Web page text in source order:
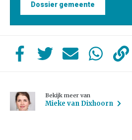
Dossier gemeente
Bekijk meer van
Mieke van Dixhoorn